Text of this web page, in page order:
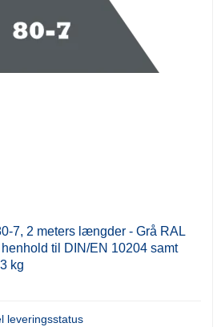
7, 2 meters længder - Grå RAL
til DIN/EN 10204 samt
kg
leveringsstatus